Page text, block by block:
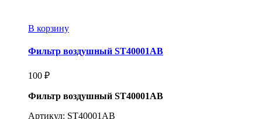
В корзину
Фильтр воздушный ST40001AB
100 ₽
Фильтр воздушный ST40001AB
Артикул: ST40001AB